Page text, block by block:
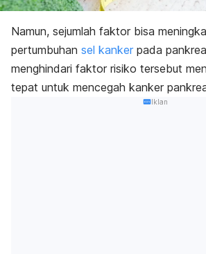
Namun, sejumlah faktor bisa
pertumbuhan sel kanker pada
menghindari faktor risiko tersebut
tepat untuk mencegah kanker
Iklan